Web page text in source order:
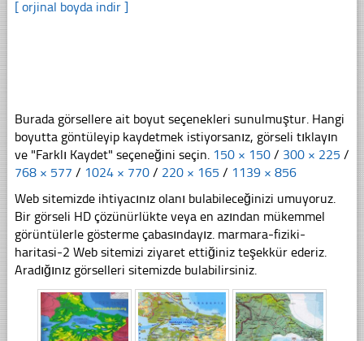
[ orjinal boyda indir ]
Burada görsellere ait boyut seçenekleri sunulmuştur. Hangi
boyutta göntüleyip kaydetmek istiyorsanız, görseli tıklayın
ve "Farklı Kaydet" seçeneğini seçin. 150 × 150 / 300 × 225 /
768 × 577 / 1024 × 770 / 220 × 165 / 1139 × 856
Web sitemizde ihtiyacınız olanı bulabileceğinizi umuyoruz.
Bir görseli HD çözünürlükte veya en azından mükemmel
görüntülerle gösterme çabasındayız. marmara-fiziki-
haritasi-2 Web sitemizi ziyaret ettiğiniz teşekkür ederiz.
Aradığınız görselleri sitemizde bulabilirsiniz.